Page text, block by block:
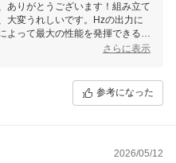
ありがとうございます！組み立て
大変うれしいです。Hzの出力に
って最大の性能を発揮できる場
していただけますと幸いです。安
さらに表示
参考になった
2026/05/12